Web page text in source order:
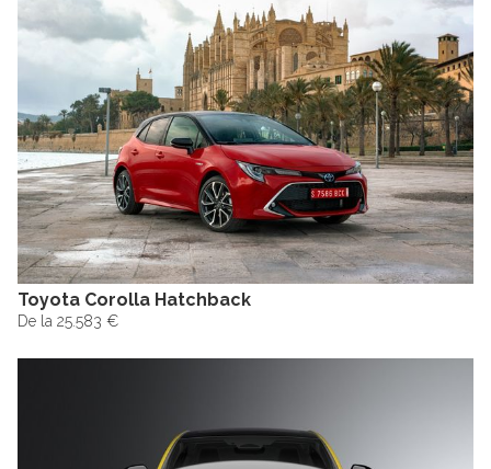
Toyota Corolla Hatchback
De la 25.583 €